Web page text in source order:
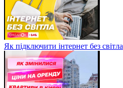
Як підключити інтернет без світла